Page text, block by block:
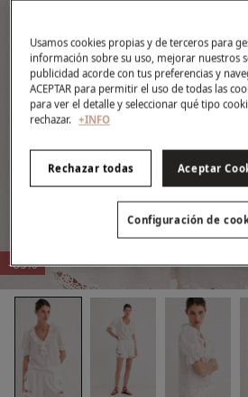
-63%
Usamos cookies propias y de terceros para
información sobre su uso, mejorar nuestros
publicidad acorde con tus preferencias y
ACEPTAR para permitir el uso de todas las
para ver el detalle y seleccionar qué tipo
rechazar. +INFO
Rechazar todas Aceptar
Configuración de